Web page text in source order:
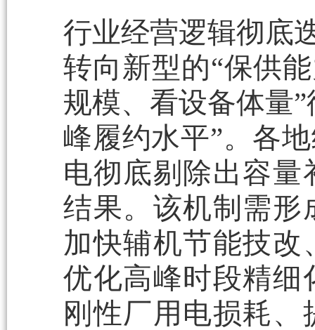
行业经营逻辑彻底
转向新型的“保供
规模、看设备体量
峰履约水平”。各
电彻底剔除出容
结果。该机制需形
加快辅机节能技
优化高峰时段精细
刚性厂用电损耗